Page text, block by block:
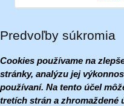
Predvoľby súkromia
Cookies používame na
stránky, analýzu jej
používaní. Na tento účel
tretích strán a zhromaždené